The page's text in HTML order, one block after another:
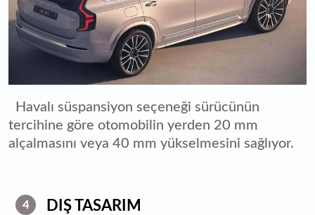
Havalı süspansiyon seçeneği sürücünün
tercihine göre otomobilin yerden 20 mm
alçalmasını veya 40 mm yükselmesini sağlıyor.
4 DIŞ TASARIM